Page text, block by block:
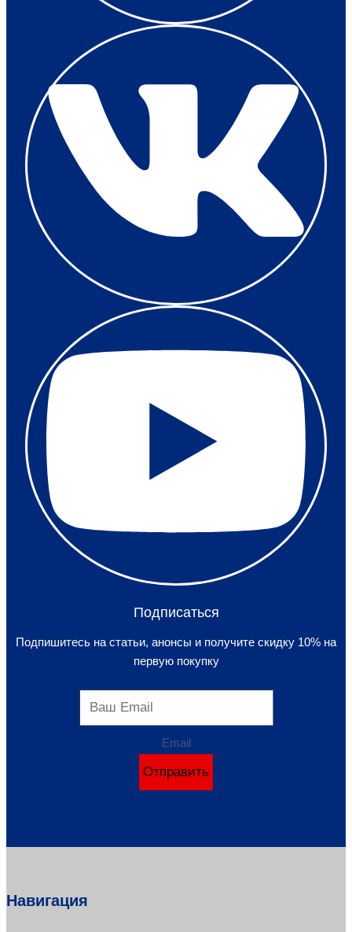
Подписаться
Подпишитесь на статьи, анонсы и получите скидку 10% на
первую покупку
Email
Отправить
Навигация